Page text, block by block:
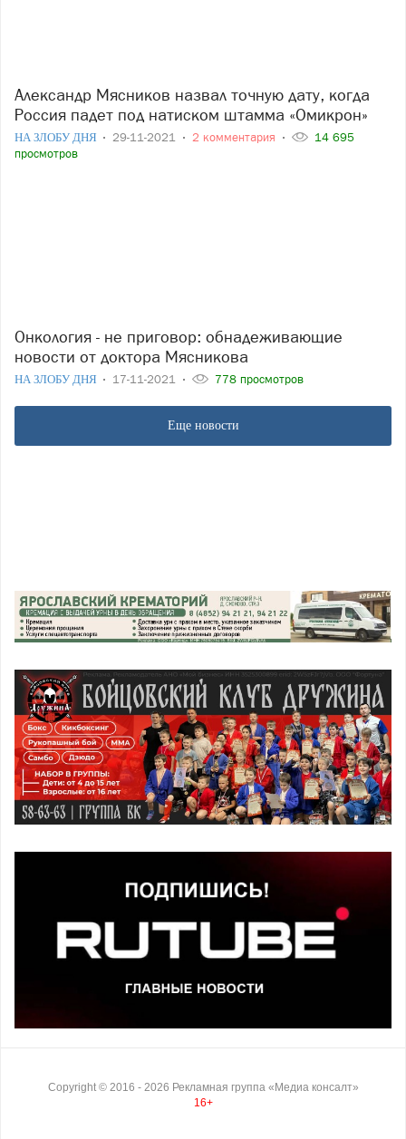
Александр Мясников назвал точную дату, когда
Россия падет под натиском штамма «Омикрон»
НА ЗЛОБУ ДНЯ 29-11-2021 2 комментария
14 695
просмотров
Онкология - не приговор: обнадеживающие
новости от доктора Мясникова
НА ЗЛОБУ ДНЯ 17-11-2021 778 просмотров
Еще новости
Copyright © 2016 - 2026 Рекламная группа «Медиа консалт»
16+